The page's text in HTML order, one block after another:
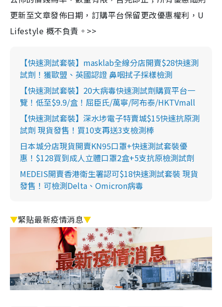
更新至文章發佈日期，訂購平台保留更改優惠權利，U
Lifestyle 概不負責。>>
【快速測試套裝】masklab全線分店開賣$28快速測
試劑！獲歐盟、英國認證 鼻咽拭子採樣檢測
【快速測試套裝】20大病毒快速測試劑購買平台一
覽！低至$9.9/盒！屈臣氏/萬寧/阿布泰/HKTVmall
【快速測試套裝】深水埗電子特賣城$15快速抗原測
試劑 現貨發售！買10支再送3支檢測棒
日本城分店現貨開賣KN95口罩+快速測試套裝優
惠！$128買到成人立體口罩2盒+5支抗原檢測試劑
MEDEIS開賣香港衛生署認可$18快速測試套裝 現貨
發售！可檢測Delta、Omicron病毒
▼緊貼最新疫情消息▼